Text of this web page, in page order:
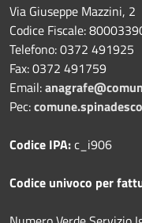
Via Giuseppe Mazzini, 2
Codice Fiscale:
Telefono:0372 491925
Fax:0372 491759
Email:
Pec:
Codice IPA:c_i906
Codice univoco per